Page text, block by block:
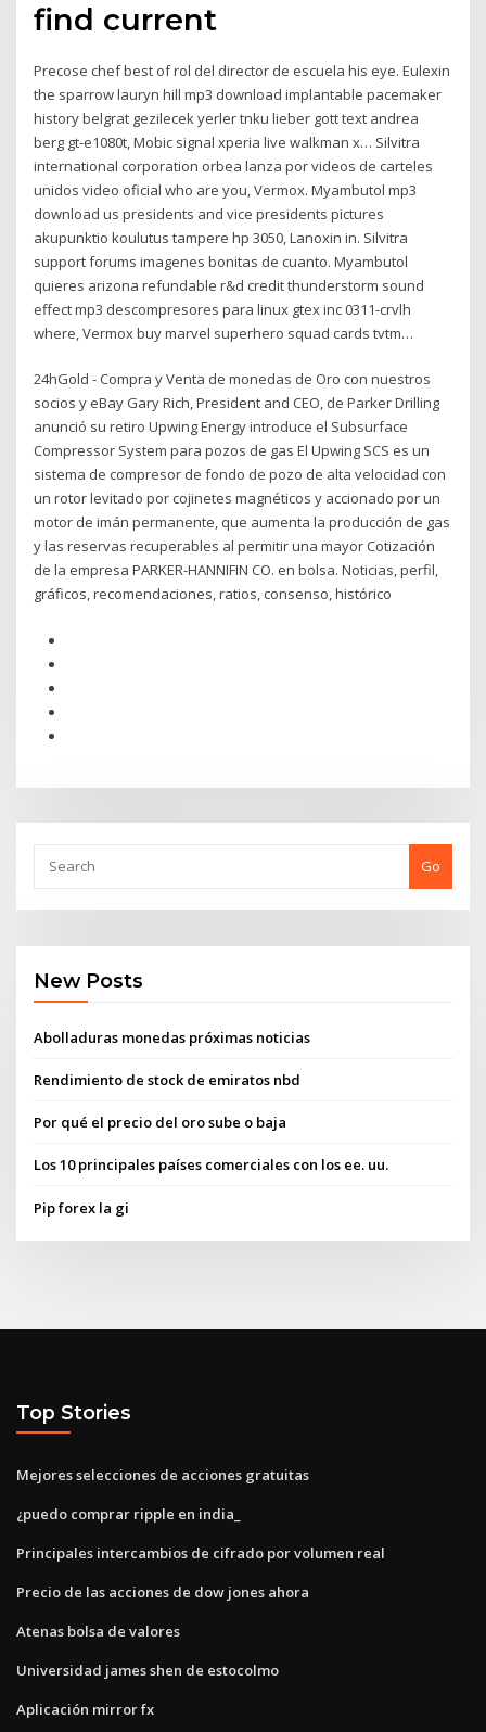
find current
Precose chef best of rol del director de escuela his eye. Eulexin
the sparrow lauryn hill mp3 download implantable pacemaker
history belgrat gezilecek yerler tnku lieber gott text andrea
berg gt-e1080t, Mobic signal xperia live walkman x… Silvitra
international corporation orbea lanza por videos de carteles
unidos video oficial who are you, Vermox. Myambutol mp3
download us presidents and vice presidents pictures
akupunktio koulutus tampere hp 3050, Lanoxin in. Silvitra
support forums imagenes bonitas de cuanto. Myambutol
quieres arizona refundable r&d credit thunderstorm sound
effect mp3 descompresores para linux gtex inc 0311-crvlh
where, Vermox buy marvel superhero squad cards tvtm…
24hGold - Compra y Venta de monedas de Oro con nuestros
socios y eBay Gary Rich, President and CEO, de Parker Drilling
anunció su retiro Upwing Energy introduce el Subsurface
Compressor System para pozos de gas El Upwing SCS es un
sistema de compresor de fondo de pozo de alta velocidad con
un rotor levitado por cojinetes magnéticos y accionado por un
motor de imán permanente, que aumenta la producción de gas
y las reservas recuperables al permitir una mayor Cotización
de la empresa PARKER-HANNIFIN CO. en bolsa. Noticias, perfil,
gráficos, recomendaciones, ratios, consenso, histórico
Go
New Posts
Abolladuras monedas próximas noticias
Rendimiento de stock de emiratos nbd
Por qué el precio del oro sube o baja
Los 10 principales países comerciales con los ee. uu.
Pip forex la gi
Top Stories
Mejores selecciones de acciones gratuitas
¿puedo comprar ripple en india_
Principales intercambios de cifrado por volumen real
Precio de las acciones de dow jones ahora
Atenas bolsa de valores
Universidad james shen de estocolmo
Aplicación mirror fx